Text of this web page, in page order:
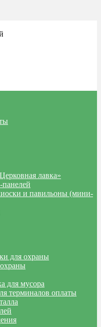
лавка»
и павильоны (мини-
для охраны
для мусора
терминалов оплаты